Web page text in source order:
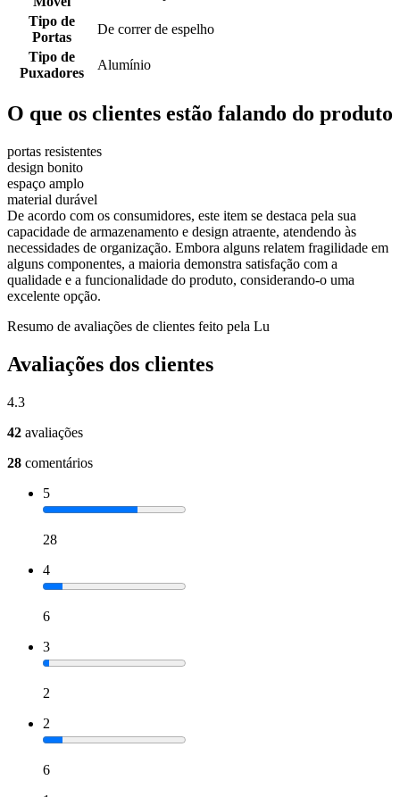
Tipo de
Portas
De correr de espelho
Tipo de
Puxadores
Alumínio
O que os clientes estão falando do produto
portas resistentes
design bonito
espaço amplo
material durável
De acordo com os consumidores, este item se destaca pela sua
capacidade de armazenamento e design atraente, atendendo às
necessidades de organização. Embora alguns relatem fragilidade em
alguns componentes, a maioria demonstra satisfação com a
qualidade e a funcionalidade do produto, considerando-o uma
excelente opção.
Resumo de avaliações de clientes feito pela Lu
Avaliações dos clientes
4.3
42 avaliações
28 comentários
5
28
4
6
3
2
2
6